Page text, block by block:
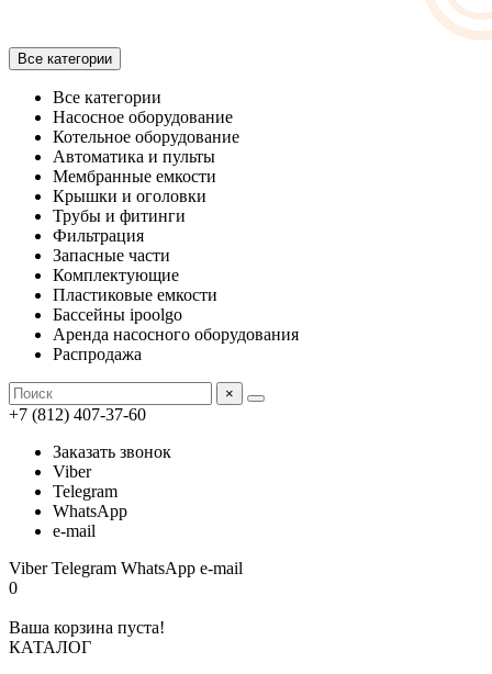
Все категории
Все категории
Насосное оборудование
Котельное оборудование
Автоматика и пульты
Мембранные емкости
Крышки и оголовки
Трубы и фитинги
Фильтрация
Запасные части
Комплектующие
Пластиковые емкости
Бассейны ipoolgo
Аренда насосного оборудования
Распродажа
×
+7 (812) 407-37-60
Заказать звонок
Viber
Telegram
WhatsApp
e-mail
ViberTelegram WhatsApp e-mail
0
Ваша корзина пуста!
КАТАЛОГ